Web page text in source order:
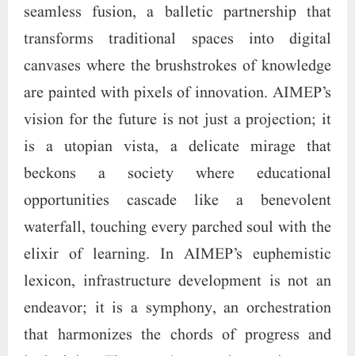
seamless fusion, a balletic partnership that
transforms traditional spaces into digital
canvases where the brushstrokes of knowledge
are painted with pixels of innovation. AIMEP’s
vision for the future is not just a projection; it
is a utopian vista, a delicate mirage that
beckons a society where educational
opportunities cascade like a benevolent
waterfall, touching every parched soul with the
elixir of learning. In AIMEP’s euphemistic
lexicon, infrastructure development is not an
endeavor; it is a symphony, an orchestration
that harmonizes the chords of progress and